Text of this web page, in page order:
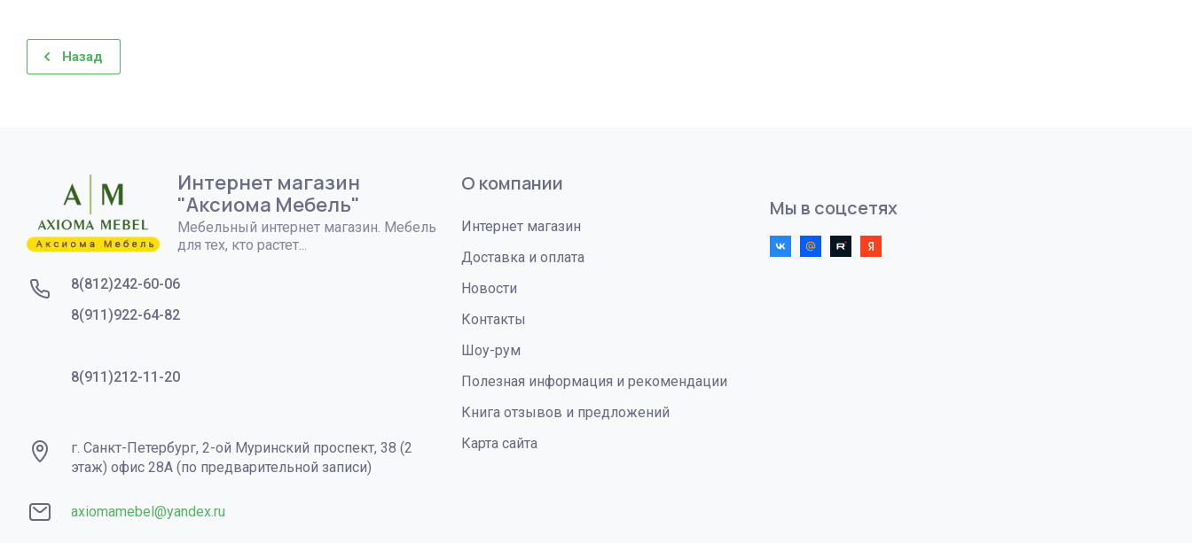
Назад
Интернет магазин
"Аксиома Мебель"
Мебельный интернет магазин. Мебель
для тех, кто растет...
8(812)242-60-06
8(911)922-64-82
8(911)212-11-20
г. Санкт-Петербург, 2-ой Муринский проспект, 38 (2
этаж) офис 28А (по предварительной записи)
axiomamebel@yandex.ru
О компании
Интернет магазин
Доставка и оплата
Новости
Контакты
Шоу-рум
Полезная информация и рекомендации
Книга отзывов и предложений
Карта сайта
Мы в соцсетях